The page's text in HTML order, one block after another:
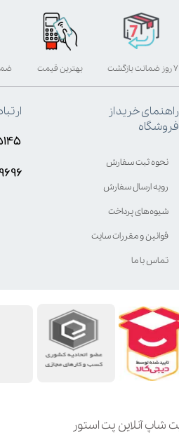
شاپ آنلاین پت استور
بهترین قیمت ۷ روز ضمانت بازگشت
راهنمای خرید از
فروشگاه
نحوه ثبت سفارش
رویه ارسال سفارش
شیوه‌های پرداخت
قوانین و مقررات سایت
تماس با ما